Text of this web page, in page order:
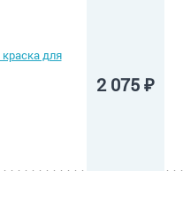
для
2 075 ₽